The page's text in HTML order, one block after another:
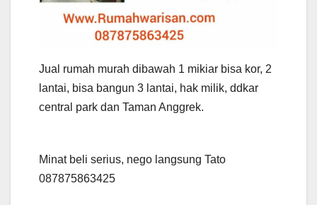
Jual rumah murah dibawah 1 mikiar bisa kor, 2
lantai, bisa bangun 3 lantai, hak milik, ddkar
central park dan Taman Anggrek.
Minat beli serius, nego langsung Tato
087875863425